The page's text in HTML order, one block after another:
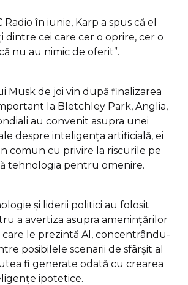
în iunie, Karp a spus că el
dintre cei care cer o oprire, cer o
nu au nimic de oferit”.
Musk de joi vin după finalizarea
la Bletchley Park, Anglia,
au convenit asupra unei
despre inteligenţa artificială, ei
comun cu privire la riscurile pe
tehnologia pentru omenire.
şi liderii politici au folosit
a avertiza asupra ameninţărilor
le prezintă AI, concentrându-
posibilele scenarii de sfârşit al
fi generate odată cu crearea
ipotetice.